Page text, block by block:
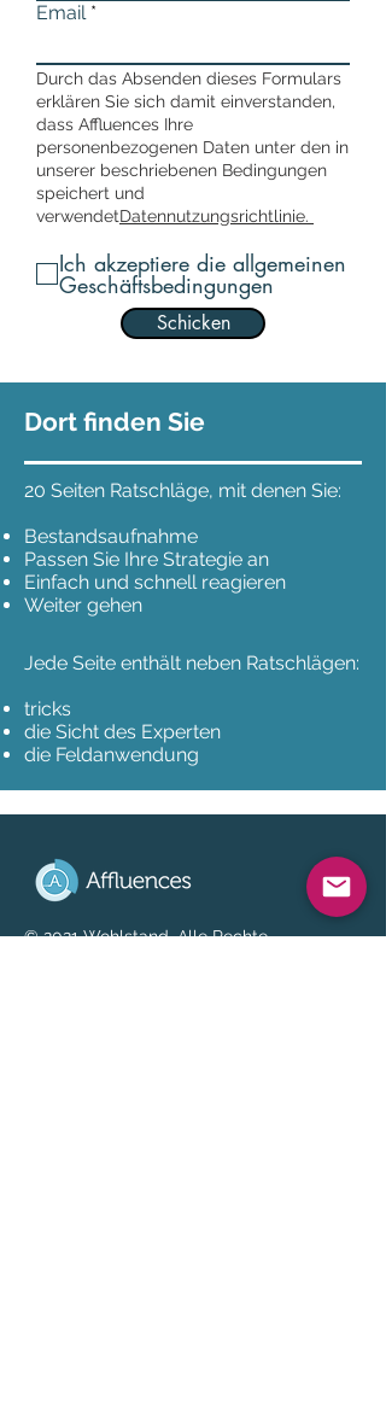
Email
Durch das Absenden dieses Formulars
erklären Sie sich damit einverstanden,
dass Affluences Ihre
personenbezogenen Daten unter den in
unserer beschriebenen Bedingungen
speichert und
verwendetDatennutzungsrichtlinie.
Ich akzeptiere die allgemeinen
Geschäftsbedingungen
Schicken
Dort finden Sie
20 Seiten Ratschläge, mit denen Sie:
Bestandsaufnahme
Passen Sie Ihre Strategie an
Einfach und schnell reagieren
Weiter gehen
Jede Seite enthält neben Ratschlägen:
tricks
die Sicht des Experten
die Feldanwendung
© 2021 Wohlstand. Alle Rechte